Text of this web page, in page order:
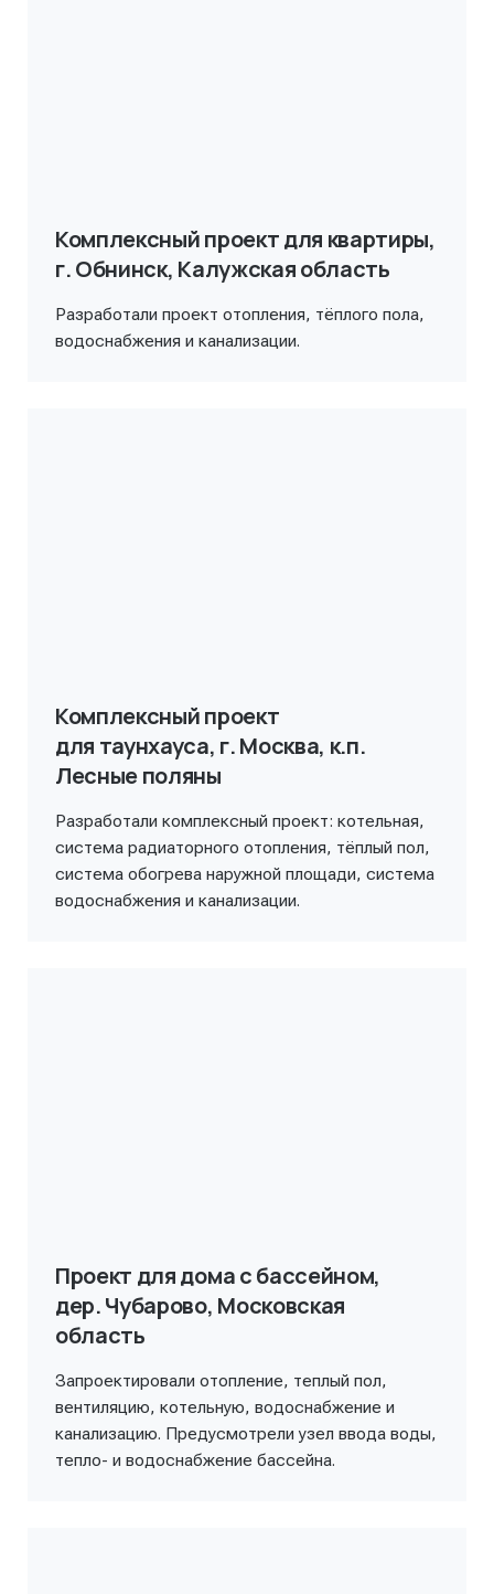
Комплексный проект для квартиры,
г. Обнинск, Калужская область
Разработали проект отопления, тёплого пола,
водоснабжения и канализации.
Комплексный проект
для таунхауса, г. Москва, к.п.
Лесные поляны
Разработали комплексный проект: котельная,
система радиаторного отопления, тёплый пол,
система обогрева наружной площади, система
водоснабжения и канализации.
Проект для дома с бассейном,
дер. Чубарово, Московская
область
Запроектировали отопление, теплый пол,
вентиляцию, котельную, водоснабжение и
канализацию. Предусмотрели узел ввода воды,
тепло- и водоснабжение бассейна.